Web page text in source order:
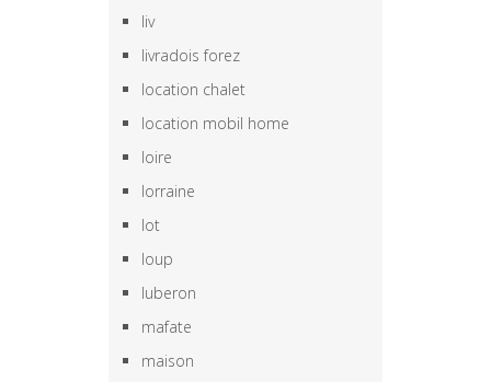
liv
livradois forez
location chalet
location mobil home
loire
lorraine
lot
loup
luberon
mafate
maison